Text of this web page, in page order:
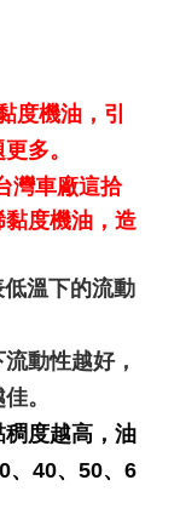
度機油，引
多。
灣車廠這拾
度機油，造
溫下的流動
動性越好，
。
度越高，油
、40、50、6